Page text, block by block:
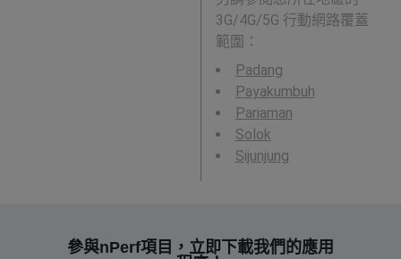
3G/4G/5G 行動網路覆蓋
範圍：
Padang
Payakumbuh
Pariaman
Solok
Sijunjung
參與nPerf項目，立即下載我們的應用